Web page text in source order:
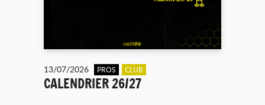
13/07/2026 PROS CLUB
CALENDRIER 26/27